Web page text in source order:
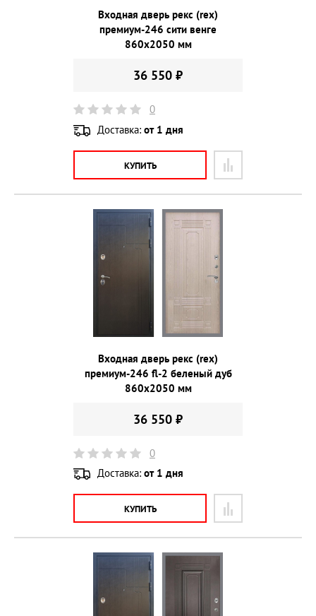
Входная дверь рекс (rex)
премиум-246 сити венге
860х2050 мм
36 550 ₽
0
Доставка: от 1 дня
КУПИТЬ
Входная дверь рекс (rex)
премиум-246 fl-2 беленый дуб
860х2050 мм
36 550 ₽
0
Доставка: от 1 дня
КУПИТЬ